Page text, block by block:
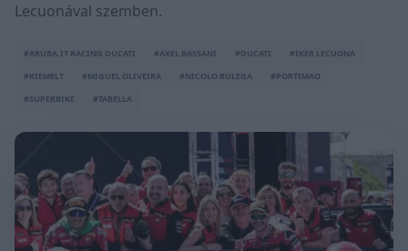
Lecuonával szemben.
#ARUBA.IT RACING DUCATI #AXEL BASSANI #DUCATI
#IKER LECUONA
#KIEMELT
#MIGUEL OLIVEIRA #NICOLO BULEGA
#PORTIMAO
#SUPERBIKE
#TABELLA